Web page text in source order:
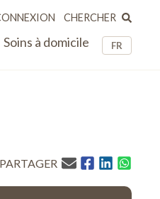
FR
Soins à domicile
CHERCHER
PARTAGER